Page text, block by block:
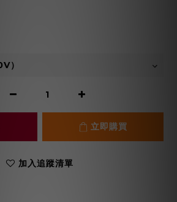
立即購買
加入追蹤清單